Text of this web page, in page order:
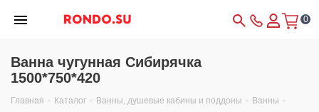
0
Ванна чугунная Сибирячка
1500*750*420
Главная - Каталог - Ванны, душевые кабины и поддоны - Ванны -